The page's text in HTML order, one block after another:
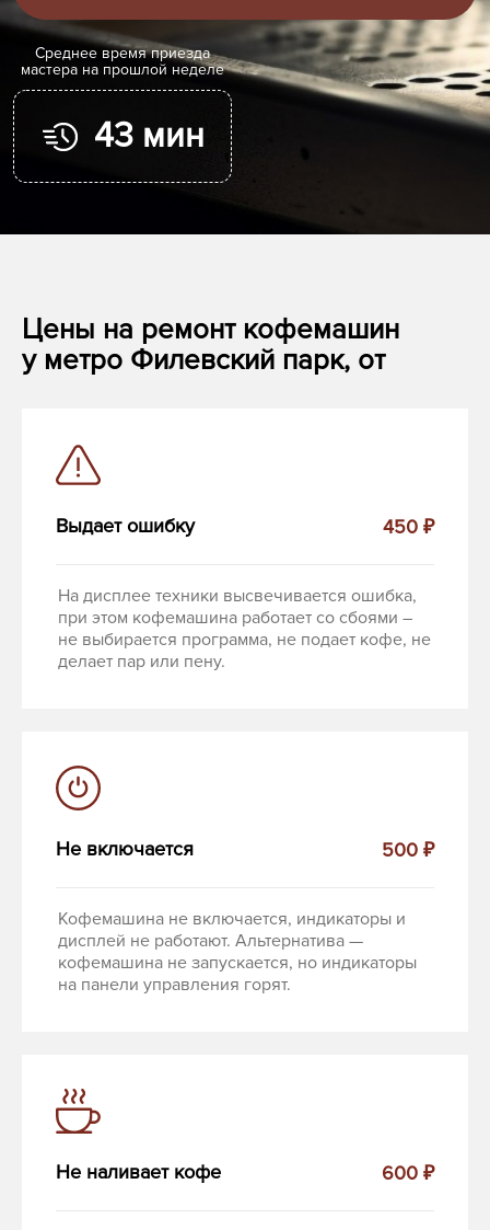
Cреднее время приезда
мастера на прошлой неделе
43 мин
Цены на ремонт кофемашин
у метро Филевский парк, от
Выдает ошибку 450 ₽
На дисплее техники высвечивается ошибка,
при этом кофемашина работает со сбоями –
не выбирается программа, не подает кофе, не
делает пар или пену.
Не включается 500 ₽
Кофемашина не включается, индикаторы и
дисплей не работают. Альтернатива —
кофемашина не запускается, но индикаторы
на панели управления горят.
Не наливает кофе 600 ₽